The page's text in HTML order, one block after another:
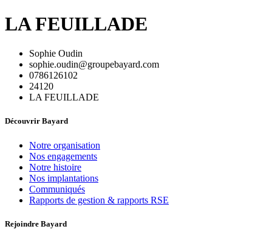
LA FEUILLADE
Sophie Oudin
sophie.oudin@groupebayard.com
0786126102
24120
LA FEUILLADE
Découvrir Bayard
Notre organisation
Nos engagements
Notre histoire
Nos implantations
Communiqués
Rapports de gestion & rapports RSE
Rejoindre Bayard